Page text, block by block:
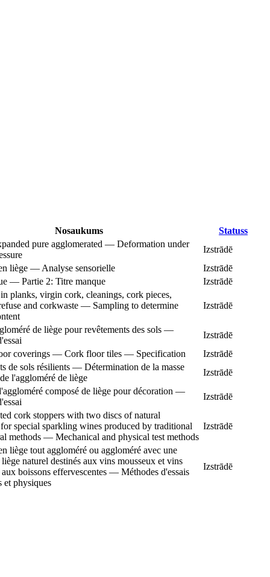
Nosaukums
Statuss
pure agglomerated — Deformation under
Izstrādē
liège — Analyse sensorielle
Izstrādē
— Partie 2: Titre manque Izstrādē
planks, virgin cork, cleanings, cork pieces,
and corkwaste — Sampling to determine
Izstrādē
de liège pour revêtements des sols —
Izstrādē
coverings — Cork floor tiles — Specification
Izstrādē
de sols résilients — Détermination de la masse
l'aggloméré de liège
Izstrādē
composé de liège pour décoration —
Izstrādē
cork stoppers with two discs of natural
special sparkling wines produced by traditional
methods — Mechanical and physical test methods
Izstrādē
liège tout aggloméré ou aggloméré avec une
naturel destinés aux vins mousseux et vins
aux boissons effervescentes — Méthodes d'essais
et physiques
Izstrādē